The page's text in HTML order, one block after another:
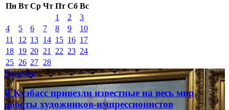
Пн Вт Ср Чт Пт Сб Вс
1
2
3
4
5 6 7 8 9
10
11
12 13 14 15 16 17
18 19 20 21 22 23 24
25 26 27 28
Культура
В Кузбасс привезли известные на весь мир
работы художников-импрессионистов